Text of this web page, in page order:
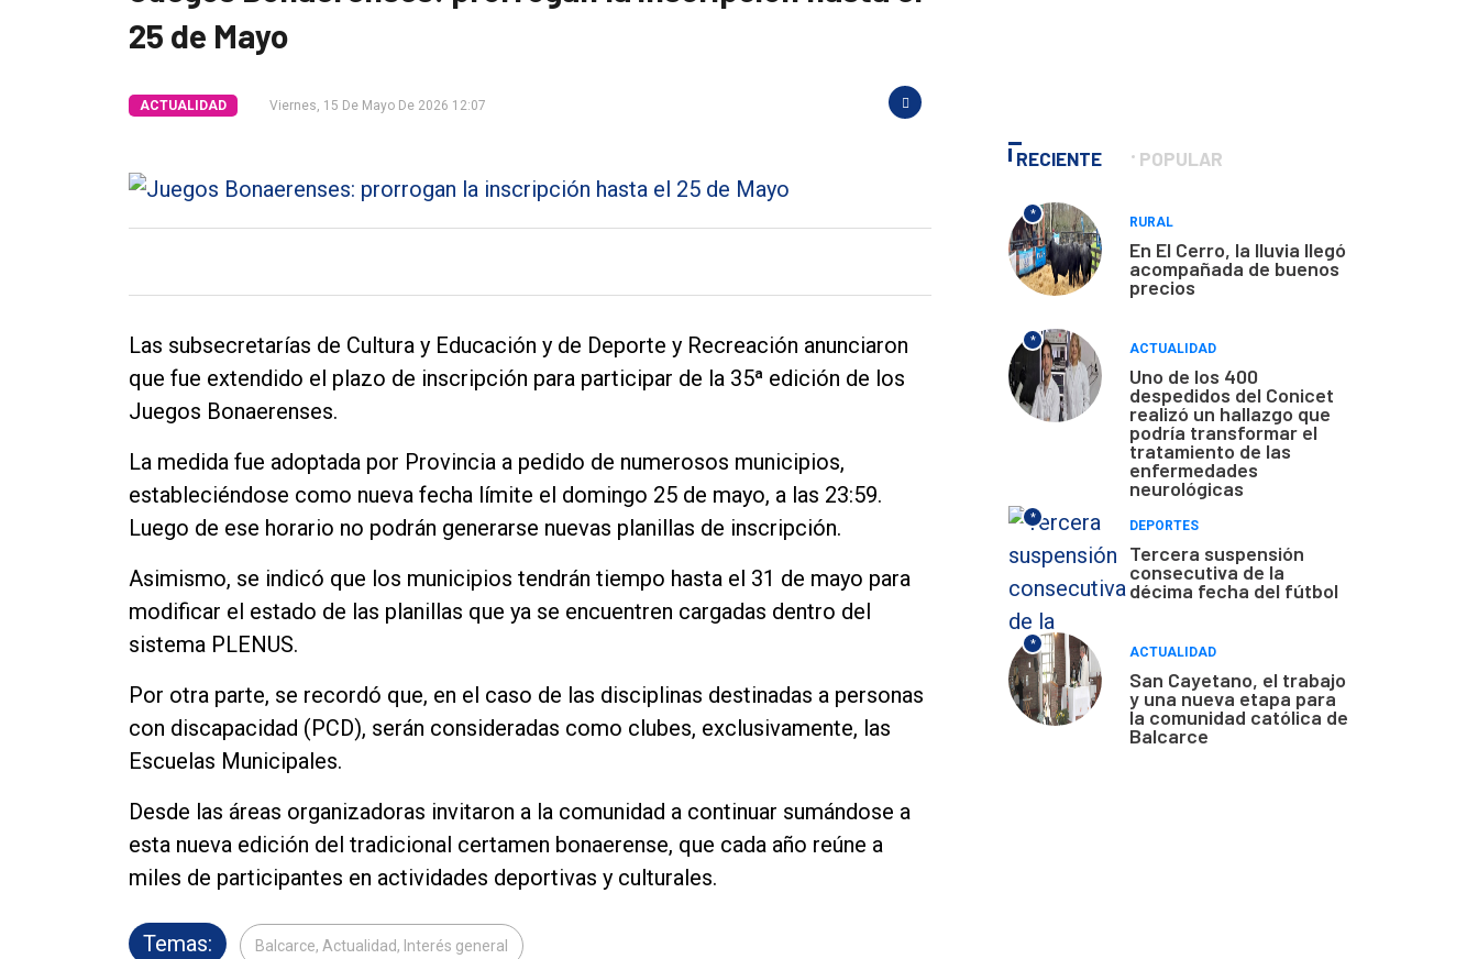
Tendencia
Deportes
Fúnebres
Nosotros
Contacto
25 de Mayo
ACTUALIDAD Viernes, 15 De Mayo De 2026 12:07
Las subsecretarías de Cultura y Educación y de Deporte y Recreación anunciaron
que fue extendido el plazo de inscripción para participar de la 35ª edición de los
Juegos Bonaerenses.
La medida fue adoptada por Provincia a pedido de numerosos municipios,
estableciéndose como nueva fecha límite el domingo 25 de mayo, a las 23:59.
Luego de ese horario no podrán generarse nuevas planillas de inscripción.
Asimismo, se indicó que los municipios tendrán tiempo hasta el 31 de mayo para
modificar el estado de las planillas que ya se encuentren cargadas dentro del
sistema PLENUS.
Por otra parte, se recordó que, en el caso de las disciplinas destinadas a personas
con discapacidad (PCD), serán consideradas como clubes, exclusivamente, las
Escuelas Municipales.
Desde las áreas organizadoras invitaron a la comunidad a continuar sumándose a
esta nueva edición del tradicional certamen bonaerense, que cada año reúne a
miles de participantes en actividades deportivas y culturales.
Temas: Balcarce, Actualidad, Interés general
RECIENTE POPULAR
*
RURAL
En El Cerro, la lluvia llegó
acompañada de buenos
precios
*
ACTUALIDAD
Uno de los 400
despedidos del Conicet
realizó un hallazgo que
podría transformar el
tratamiento de las
enfermedades
neurológicas
*
DEPORTES
Tercera suspensión
consecutiva de la
décima fecha del fútbol
*
ACTUALIDAD
San Cayetano, el trabajo
y una nueva etapa para
la comunidad católica de
Balcarce